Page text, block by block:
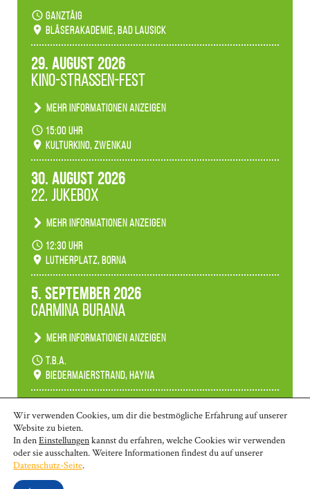
Teilnahme der Bläserklassen.
ganztäig
Bläserakademie, Bad Lausick
29. August 2026
Kino-Straßen-Fest
Mehr Informationen anzeigen
Konzert unserer Zwenkauer Schüler und
Schülerinnen zum Fest des Kulturkinos.
15:00 Uhr
Kulturkino, Zwenkau
30. August 2026
22. Jukebox
Mehr Informationen anzeigen
Anlässlicher der 775-Jahrfeier der Stadt Borna
spielen wir noch einmal unser aktuelles
Jukeboxprogramm zum Stadtfest.
12:30 Uhr
Lutherplatz, Borna
5. September 2026
Carmina Burana
Mehr Informationen anzeigen
Tanztheater der Quertänzer Borna.
t.b.a.
Biedermaierstrand, Hayna
Mehr Termine anzeigen
© 2026 | Borna: 03433-26 970 | Markkleeberg: 0341-35 80 463 | Wurzen:
03425-90 58 10
Wir verwenden Cookies, um dir die bestmögliche Erfahrung auf unserer
Website zu bieten.
In denEinstellungenkannst du erfahren, welche Cookies wir verwenden
oder sie ausschalten. Weitere Informationen findest du auf unserer
Datenschutz-Seite.